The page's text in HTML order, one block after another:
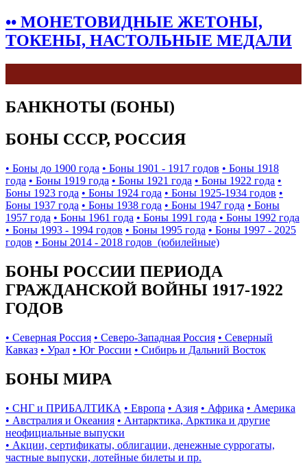
•• МОНЕТОВИДНЫЕ ЖЕТОНЫ,
ТОКЕНЫ, НАСТОЛЬНЫЕ МЕДАЛИ
БАНКНОТЫ (БОНЫ)
БОНЫ СССР, РОССИЯ
• Боны до 1900 года • Боны 1901 - 1917 годов • Боны 1918
года • Боны 1919 года • Боны 1921 года • Боны 1922 года •
Боны 1923 года • Боны 1924 года • Боны 1925-1934 годов •
Боны 1937 года • Боны 1938 года • Боны 1947 года • Боны
1957 года • Боны 1961 года • Боны 1991 года • Боны 1992 года
• Боны 1993 - 1994 годов • Боны 1995 года • Боны 1997 - 2025
годов • Боны 2014 - 2018 годов (юбилейные)
БОНЫ РОССИИ ПЕРИОДА
ГРАЖДАНСКОЙ ВОЙНЫ 1917-1922
ГОДОВ
• Северная Россия • Северо-Западная Россия • Северный
Кавказ • Урал • Юг России • Сибирь и Дальний Восток
БОНЫ МИРА
• СНГ и ПРИБАЛТИКА • Европа • Азия • Африка • Америка
• Австралия и Океания • Антарктика, Арктика и другие
неофициальные выпуски
• Акции, сертификаты, облигации, денежные суррогаты,
частные выпуски, лотейные билеты и пр.